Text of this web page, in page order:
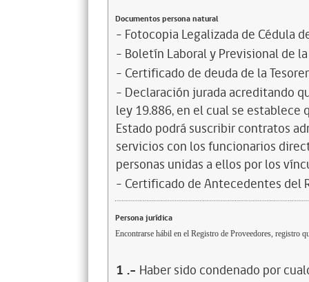
Documentos persona natural
- Fotocopia Legalizada de Cédula
- Boletín Laboral y Previsional de
- Certificado de deuda de la
- Declaración jurada acreditando
ley 19.886, en el cual se
Estado podrá suscribir contratos
servicios con los funcionarios
personas unidas a ellos por los
- Certificado de Antecedentes del
Persona jurídica
Encontrarse hábil en el Registro de Proveedores, registro
1 .- Haber sido condenado por